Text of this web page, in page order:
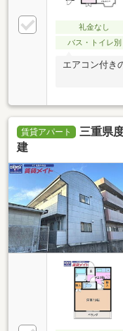
礼金なし
バス・トイレ別
エアコン付き
賃貸アパート
三重県
建